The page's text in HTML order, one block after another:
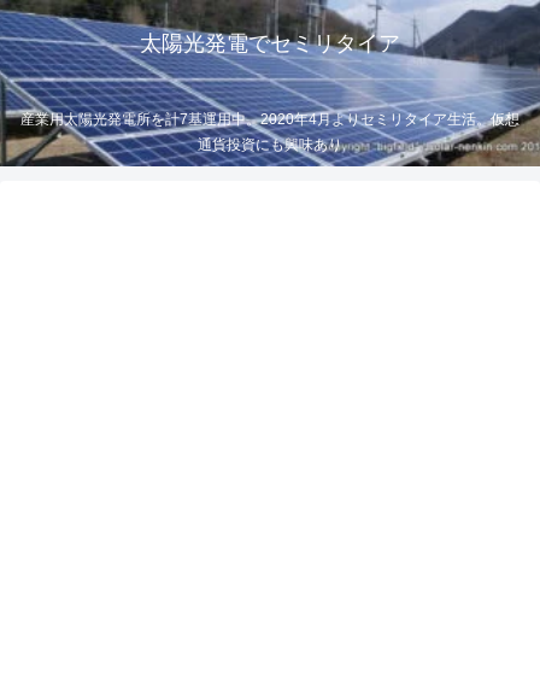
太陽光発電でセミリタイア
産業用太陽光発電所を計7基運用中。2020年4月よりセミリタイア生活。仮想
通貨投資にも興味あり